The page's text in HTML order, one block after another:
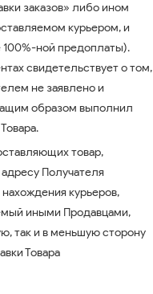
заказов» либо ином
курьером, и
100%-ной предоплаты).
свидетельствует о том,
не заявлено и
образом выполнил
товар,
Получателя
курьеров,
иными Продавцами,
так и в меньшую сторону
Товара